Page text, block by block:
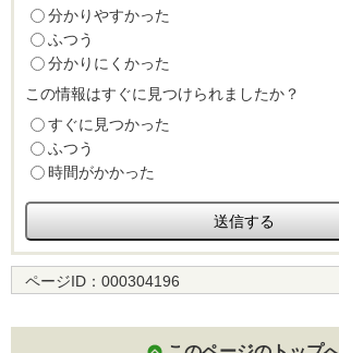
分かりやすかった
ふつう
分かりにくかった
この情報はすぐに見つけられましたか？
すぐに見つかった
ふつう
時間がかかった
ページID： 000304196